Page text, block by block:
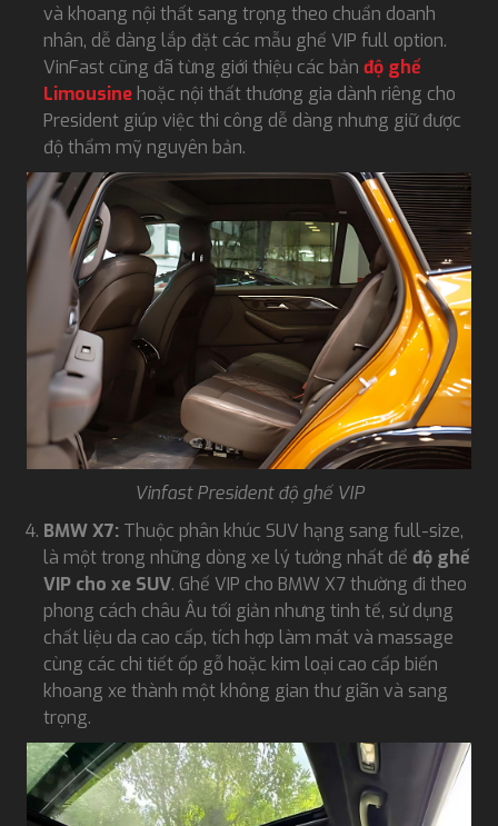
và khoang nội thất sang trọng theo chuẩn doanh
nhân, dễ dàng lắp đặt các mẫu ghế VIP full option.
VinFast cũng đã từng giới thiệu các bản độ ghế
Limousine hoặc nội thất thương gia dành riêng cho
President giúp việc thi công dễ dàng nhưng giữ được
độ thẩm mỹ nguyên bản.
Vinfast President độ ghế VIP
BMW X7: Thuộc phân khúc SUV hạng sang full-size,
là một trong những dòng xe lý tưởng nhất để độ ghế
VIP cho xe SUV. Ghế VIP cho BMW X7 thường đi theo
phong cách châu Âu tối giản nhưng tinh tế, sử dụng
chất liệu da cao cấp, tích hợp làm mát và massage
cùng các chi tiết ốp gỗ hoặc kim loại cao cấp biến
khoang xe thành một không gian thư giãn và sang
trọng.